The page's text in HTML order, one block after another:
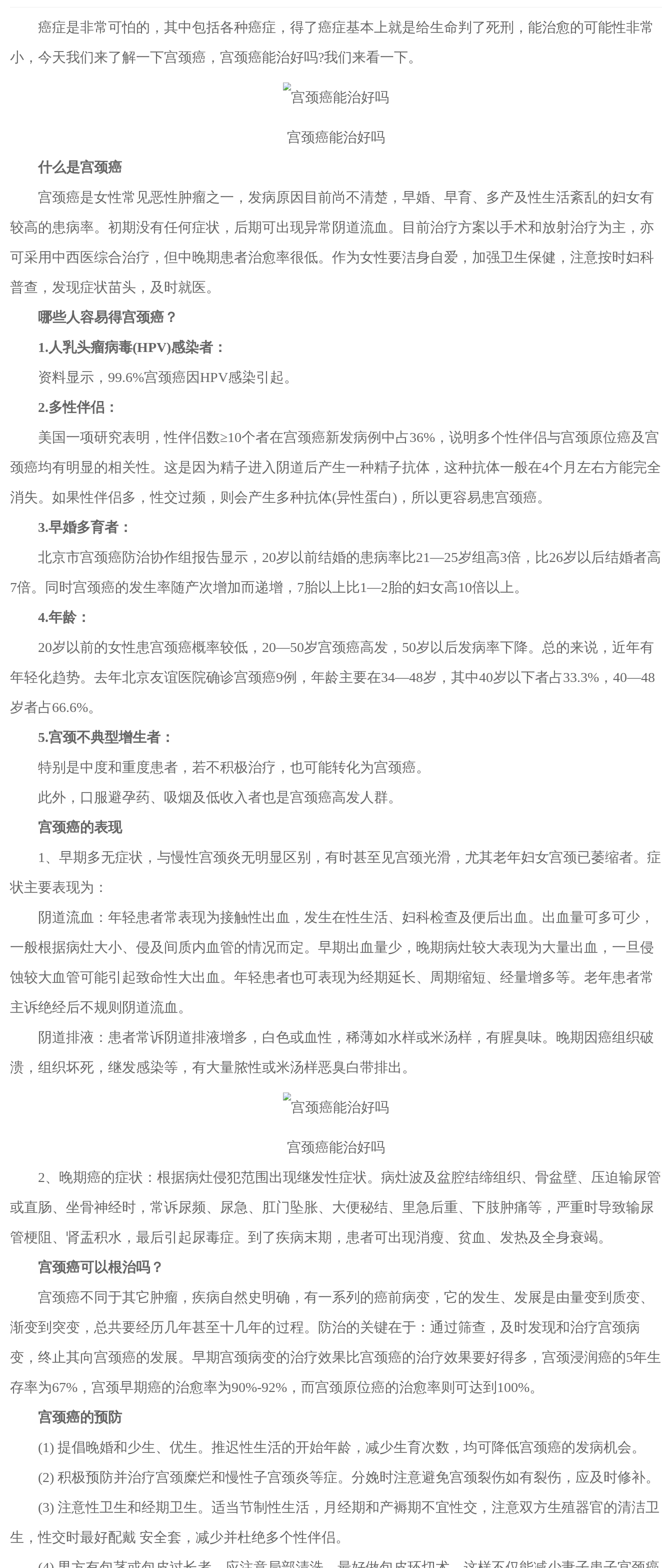
癌症是非常可怕的，其中包括各种癌症，得了癌症基本上就是给生命判了死刑，能治愈的可能性非常
小，今天我们来了解一下宫颈癌，宫颈癌能治好吗?我们来看一下。
宫颈癌能治好吗
什么是宫颈癌
宫颈癌是女性常见恶性肿瘤之一，发病原因目前尚不清楚，早婚、早育、多产及性生活紊乱的妇女有
较高的患病率。初期没有任何症状，后期可出现异常阴道流血。目前治疗方案以手术和放射治疗为主，亦
可采用中西医综合治疗，但中晚期患者治愈率很低。作为女性要洁身自爱，加强卫生保健，注意按时妇科
普查，发现症状苗头，及时就医。
哪些人容易得宫颈癌？
1.人乳头瘤病毒(HPV)感染者：
资料显示，99.6%宫颈癌因HPV感染引起。
2.多性伴侣：
美国一项研究表明，性伴侣数≥10个者在宫颈癌新发病例中占36%，说明多个性伴侣与宫颈原位癌及宫
颈癌均有明显的相关性。这是因为精子进入阴道后产生一种精子抗体，这种抗体一般在4个月左右方能完全
消失。如果性伴侣多，性交过频，则会产生多种抗体(异性蛋白)，所以更容易患宫颈癌。
3.早婚多育者：
北京市宫颈癌防治协作组报告显示，20岁以前结婚的患病率比21—25岁组高3倍，比26岁以后结婚者高
7倍。同时宫颈癌的发生率随产次增加而递增，7胎以上比1—2胎的妇女高10倍以上。
4.年龄：
20岁以前的女性患宫颈癌概率较低，20—50岁宫颈癌高发，50岁以后发病率下降。总的来说，近年有
年轻化趋势。去年北京友谊医院确诊宫颈癌9例，年龄主要在34—48岁，其中40岁以下者占33.3%，40—48
岁者占66.6%。
5.宫颈不典型增生者：
特别是中度和重度患者，若不积极治疗，也可能转化为宫颈癌。
此外，口服避孕药、吸烟及低收入者也是宫颈癌高发人群。
宫颈癌的表现
1、早期多无症状，与慢性宫颈炎无明显区别，有时甚至见宫颈光滑，尤其老年妇女宫颈已萎缩者。症
状主要表现为：
阴道流血：年轻患者常表现为接触性出血，发生在性生活、妇科检查及便后出血。出血量可多可少，
一般根据病灶大小、侵及间质内血管的情况而定。早期出血量少，晚期病灶较大表现为大量出血，一旦侵
蚀较大血管可能引起致命性大出血。年轻患者也可表现为经期延长、周期缩短、经量增多等。老年患者常
主诉绝经后不规则阴道流血。
阴道排液：患者常诉阴道排液增多，白色或血性，稀薄如水样或米汤样，有腥臭味。晚期因癌组织破
溃，组织坏死，继发感染等，有大量脓性或米汤样恶臭白带排出。
宫颈癌能治好吗
2、晚期癌的症状：根据病灶侵犯范围出现继发性症状。病灶波及盆腔结缔组织、骨盆壁、压迫输尿管
或直肠、坐骨神经时，常诉尿频、尿急、肛门坠胀、大便秘结、里急后重、下肢肿痛等，严重时导致输尿
管梗阻、肾盂积水，最后引起尿毒症。到了疾病末期，患者可出现消瘦、贫血、发热及全身衰竭。
宫颈癌可以根治吗？
宫颈癌不同于其它肿瘤，疾病自然史明确，有一系列的癌前病变，它的发生、发展是由量变到质变、
渐变到突变，总共要经历几年甚至十几年的过程。防治的关键在于：通过筛查，及时发现和治疗宫颈病
变，终止其向宫颈癌的发展。早期宫颈病变的治疗效果比宫颈癌的治疗效果要好得多，宫颈浸润癌的5年生
存率为67%，宫颈早期癌的治愈率为90%-92%，而宫颈原位癌的治愈率则可达到100%。
宫颈癌的预防
(1) 提倡晚婚和少生、优生。推迟性生活的开始年龄，减少生育次数，均可降低宫颈癌的发病机会。
(2) 积极预防并治疗宫颈糜烂和慢性子宫颈炎等症。分娩时注意避免宫颈裂伤如有裂伤，应及时修补。
(3) 注意性卫生和经期卫生。适当节制性生活，月经期和产褥期不宜性交，注意双方生殖器官的清洁卫
生，性交时最好配戴 安全套，减少并杜绝多个性伴侣。